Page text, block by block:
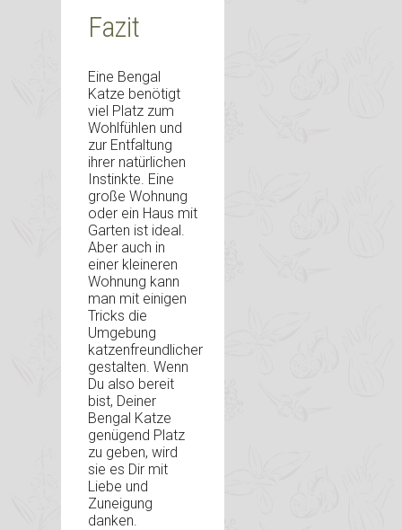
Fazit
Eine Bengal
Katze benötigt
viel Platz zum
Wohlfühlen und
zur Entfaltung
ihrer natürlichen
Instinkte. Eine
große Wohnung
oder ein Haus mit
Garten ist ideal.
Aber auch in
einer kleineren
Wohnung kann
man mit einigen
Tricks die
Umgebung
katzenfreundlicher
gestalten. Wenn
Du also bereit
bist, Deiner
Bengal Katze
genügend Platz
zu geben, wird
sie es Dir mit
Liebe und
Zuneigung
danken.